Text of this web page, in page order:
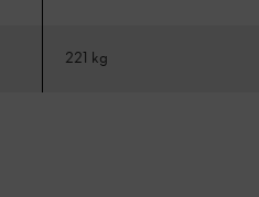
221 kg